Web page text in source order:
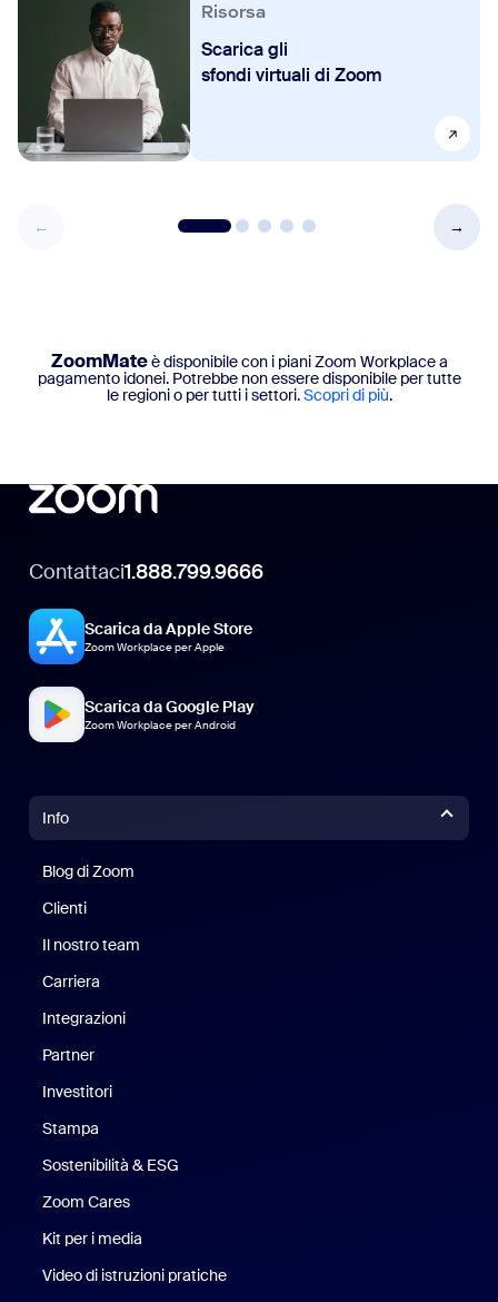
Risorsa
Scarica gli
sfondi virtuali di Zoom
ZoomMateè disponibile con i piani Zoom Workplace a
pagamento idonei. Potrebbe non essere disponibile per tutte
le regioni o per tutti i settori.Scopri di più.
Contattaci1.888.799.9666
Scarica da Apple Store
Zoom Workplace per Apple
Scarica da Google Play
Zoom Workplace per Android
Info
Blog di Zoom
Clienti
Il nostro team
Carriera
Integrazioni
Partner
Investitori
Stampa
Sostenibilità & ESG
Zoom Cares
Kit per i media
Video di istruzioni pratiche